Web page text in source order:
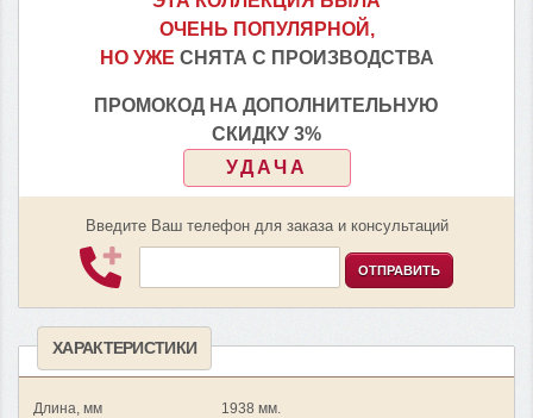
ОЧЕНЬ ПОПУЛЯРНОЙ,
НО УЖЕ СНЯТА С ПРОИЗВОДСТВА
ПРОМОКОД НА ДОПОЛНИТЕЛЬНУЮ
СКИДКУ 3%
УДАЧА
Введите Ваш телефон для заказа и консультаций
ОТПРАВИТЬ
ХАРАКТЕРИСТИКИ
Длина, мм 1938 мм.